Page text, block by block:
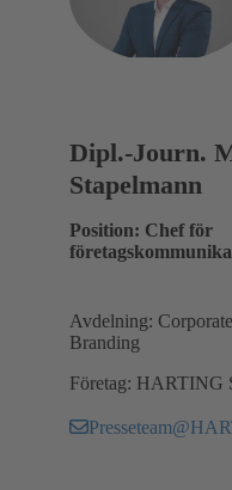
Dipl.-Journ.
Stapelmann
Position: Chef för
Avdelning:
Branding
Företag: HARTING